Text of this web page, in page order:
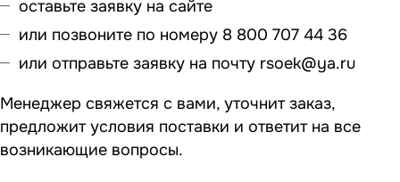
оставьте заявку на сайте
или позвоните по номеру 8 800 707 44 36
или отправьте заявку на почту rsoek@ya.ru
Менеджер свяжется с вами, уточнит заказ,
предложит условия поставки и ответит на все
возникающие вопросы.